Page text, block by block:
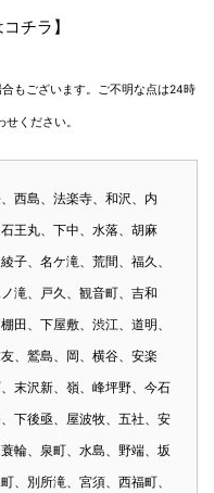
チラ】
もございます。ご不明な点は24時
ください。
西島、法楽寺、和沢、内
王丸、下中、水落、胡麻
子、名ケ滝、荒間、福久、
滝、戸久、観音町、吉和
田、下屋敷、渋江、道明、
、鷲島、岡、横谷、安楽
末沢新、嶺、峰坪野、今石
下後亟、屋波牧、五社、安
輪、泉町、水島、野端、坂
、別所滝、宮須、西福町、